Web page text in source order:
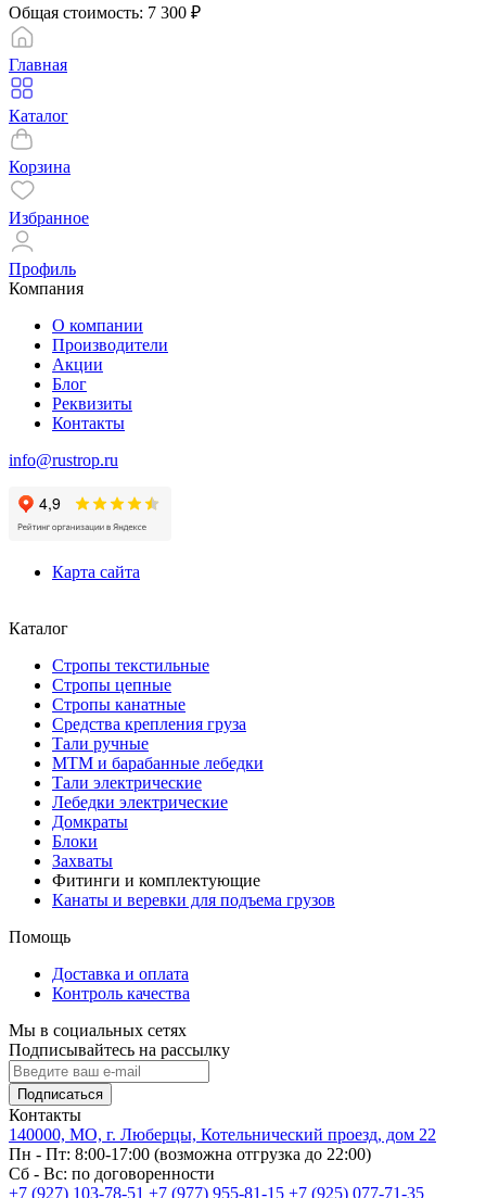
Общая стоимость: 7 300 ₽
Главная
Каталог
Корзина
Избранное
Профиль
Компания
О компании
Производители
Акции
Блог
Реквизиты
Контакты
info@rustrop.ru
Карта сайта
Каталог
Стропы текстильные
Стропы цепные
Стропы канатные
Средства крепления груза
Тали ручные
МТМ и барабанные лебедки
Тали электрические
Лебедки электрические
Домкраты
Блоки
Захваты
Фитинги и комплектующие
Канаты и веревки для подъема грузов
Помощь
Доставка и оплата
Контроль качества
Мы в социальных сетях
Подписывайтесь на рассылку
Подписаться
Контакты
140000, МО, г. Люберцы, Котельнический проезд, дом 22
Пн - Пт: 8:00-17:00 (возможна отгрузка до 22:00)
Сб - Вс: по договоренности
+7 (927) 103-78-51 +7 (977) 955-81-15 +7 (925) 077-71-35